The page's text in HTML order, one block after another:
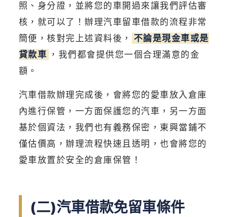
照、身分證，並將您的車開過來讓我們評估審
核，就可以了！辦理汽車留車借款的流程非常
簡便，核對完上述資料後，
不論是現金車或是
貸款車 ，我們都會提供您一個合理滿意的金
額。
汽車借款辦理完成後，會將您的愛車放入倉庫
內進行保管，一方面保護您的汽車，另一方面
基於個資法，我們也有義務保密，東興當鋪不
僅估價高，辦理流程快速且透明，也會將您的
愛車放置於安全的倉庫保管！
(二)汽車借款免留車條件